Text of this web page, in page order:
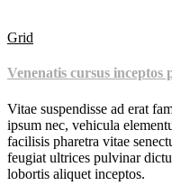
Grid
Venenatis cursus inceptos
Vitae suspendisse ad erat
ipsum nec, vehicula
facilisis pharetra vitae
feugiat ultrices pulvinar
lobortis aliquet inceptos.